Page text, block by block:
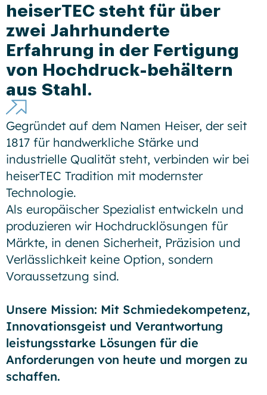
heiserTEC steht für über
zwei Jahrhunderte
Erfahrung in der Fertigung
von Hochdruck-behältern
aus Stahl.
Gegründet auf dem Namen Heiser, der seit
1817 für handwerkliche Stärke und
industrielle Qualität steht, verbinden wir bei
heiserTEC Tradition mit modernster
Technologie.
Als europäischer Spezialist entwickeln und
produzieren wir Hochdrucklösungen für
Märkte, in denen Sicherheit, Präzision und
Verlässlichkeit keine Option, sondern
Voraussetzung sind.
Unsere Mission: Mit Schmiedekompetenz,
Innovationsgeist und Verantwortung
leistungsstarke Lösungen für die
Anforderungen von heute und morgen zu
schaffen.